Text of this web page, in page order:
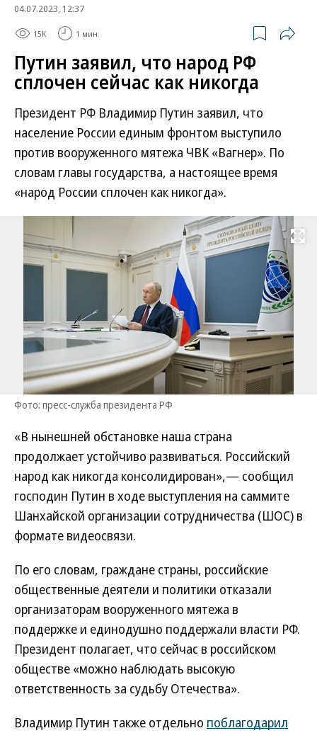
04.07.2023, 12:37
15K 1 мин.
Путин заявил, что народ РФ
сплочен сейчас как никогда
Президент РФ Владимир Путин заявил, что
население России единым фронтом выступило
против вооруженного мятежа ЧВК «Вагнер». По
словам главы государства, а настоящее время
«народ России сплочен как никогда».
Развернуть
Фото: пресс-служба президента РФ
«В нынешней обстановке наша страна
продолжает устойчиво развиваться. Российский
народ как никогда консолидирован»,— сообщил
господин Путин в ходе выступления на саммите
Шанхайской организации сотрудничества (ШОС) в
формате видеосвязи.
По его словам, граждане страны, российские
общественные деятели и политики отказали
организаторам вооруженного мятежа в
поддержке и единодушно поддержали власти РФ.
Президент полагает, что сейчас в российском
обществе «можно наблюдать высокую
ответственность за судьбу Отечества».
Владимир Путин также отдельно поблагодарил